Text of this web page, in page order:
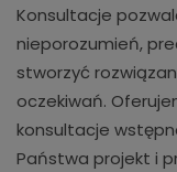
Konsultacje
nieporozumień,
stworzyć
oczekiwań.
konsultacje
Państwa projekt i